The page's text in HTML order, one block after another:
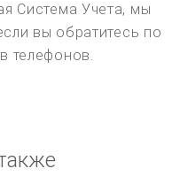
Система Учета, мы
вы обратитесь по
телефонов.